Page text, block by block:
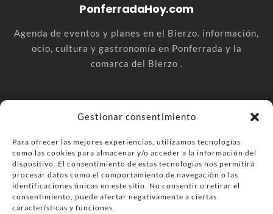
Gestionar consentimiento
Para ofrecer las mejores experiencias, utilizamos tecnologías
como las cookies para almacenar y/o acceder a la información del
dispositivo. El consentimiento de estas tecnologías nos permitirá
procesar datos como el comportamiento de navegación o las
identificaciones únicas en este sitio. No consentir o retirar el
consentimiento, puede afectar negativamente a ciertas
características y funciones.
PonferradaHoy.com
Agenda de eventos y planes en el Bierzo. información,
ocio, cultura y gastronomía en Ponferrada y la
comarca del Bierzo .
comarca del Bierzo
Anúnciate
Más información sobre las cookies
Envía tu negocio
Contacta Política de privacidad